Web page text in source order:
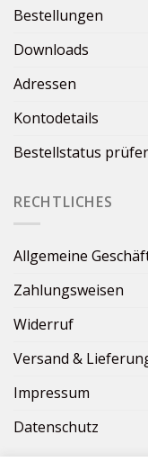
Bestellungen
Downloads
Adressen
Kontodetails
Bestellstatus
RECHTLICHES
Allgemeine
Zahlungsweisen
Widerruf
Versand &
Impressum
Datenschutz